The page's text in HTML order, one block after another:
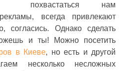
похвастаться нам
всегда привлекают
согласись. Однако сделать
и ты! Можно посетить
в Киеве, но есть и другой
несколько несложных